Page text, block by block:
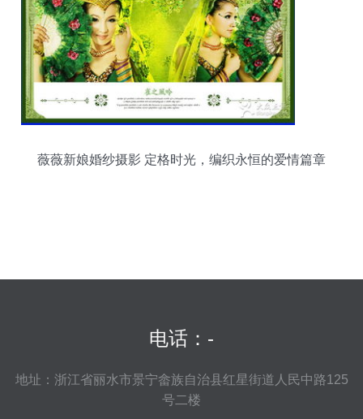
薇薇新娘婚纱摄影 定格时光，编织永恒的爱情篇章
电话：-
地址：浙江省丽水市景宁畲族自治县红星街道人民中路125
号二楼